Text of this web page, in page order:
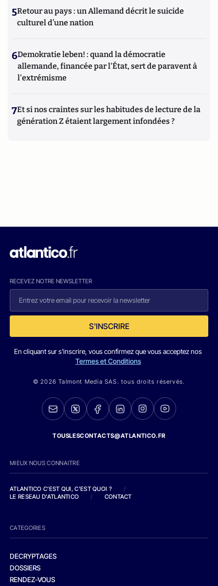
5Retour au pays : un Allemand décrit le suicide
culturel d’une nation
6Demokratie leben! : quand la démocratie
allemande, financée par l'État, sert de paravent à
l'extrémisme
7Et si nos craintes sur les habitudes de lecture de la
génération Z étaient largement infondées ?
RECEVEZ NOTRE NEWSLETTER
S'INSCRIRE
En cliquant sur s'inscrire, vous confirmez que vous acceptez nos
Termes et Conditions
© 2026 Talmont Media SAS. tous droits réservés.
TOUSLESCONTACTS@ATLANTICO.FR
MIEUX NOUS CONNAITRE
ATLANTICO C'EST QUI, C'EST QUOI ?
/
LE RESEAU D'ATLANTICO
/ CONTACT
CATEGORIES
DECRYPTAGES
DOSSIERS
RENDEZ-VOUS